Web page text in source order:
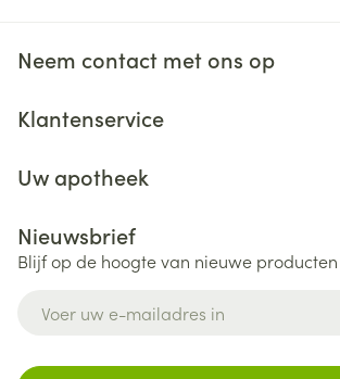
Neem contact met ons op
Klantenservice
Uw apotheek
Nieuwsbrief
Blijf op de hoogte van nieuwe